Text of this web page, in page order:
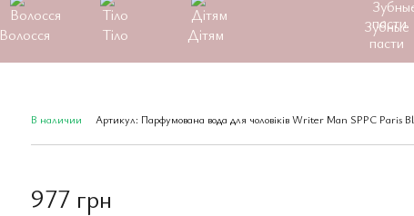
Волосся Тіло Дітям
Зубные
пасти
В наличии Артикул: Парфумована вода для чоловіків Writer Man SPPC Paris
977 грн